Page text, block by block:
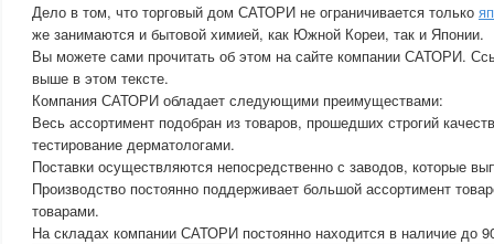
Дело в том, что торговый дом САТОРИ не ограничивается только
же занимаются и бытовой химией, как Южной Кореи, так и Японии.
Вы можете сами прочитать об этом на сайте компании САТОРИ.
выше в этом тексте.
Компания САТОРИ обладает следующими преимуществами:
Весь ассортимент подобран из товаров, прошедших строгий
тестирование дерматологами.
Поставки осуществляются непосредственно с заводов, которые
Производство постоянно поддерживает большой ассортимент
товарами.
На складах компании САТОРИ постоянно находится в наличие до